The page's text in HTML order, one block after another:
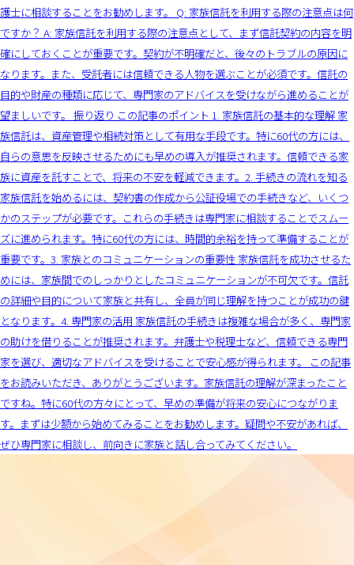
護士に相談することをお勧めします。 Q: 家族信託を利用する際の注意点は何
ですか？ A: 家族信託を利用する際の注意点として、まず信託契約の内容を明
確にしておくことが重要です。契約が不明確だと、後々のトラブルの原因に
なります。また、受託者には信頼できる人物を選ぶことが必須です。信託の
目的や財産の種類に応じて、専門家のアドバイスを受けながら進めることが
望ましいです。 振り返り この記事のポイント 1. 家族信託の基本的な理解 家
族信託は、資産管理や相続対策として有用な手段です。特に60代の方には、
自らの意思を反映させるためにも早めの導入が推奨されます。信頼できる家
族に資産を託すことで、将来の不安を軽減できます。2. 手続きの流れを知る
家族信託を始めるには、契約書の作成から公証役場での手続きなど、いくつ
かのステップが必要です。これらの手続きは専門家に相談することでスムー
ズに進められます。特に60代の方には、時間的余裕を持って準備することが
重要です。3. 家族とのコミュニケーションの重要性 家族信託を成功させるた
めには、家族間でのしっかりとしたコミュニケーションが不可欠です。信託
の詳細や目的について家族と共有し、全員が同じ理解を持つことが成功の鍵
となります。4. 専門家の活用 家族信託の手続きは複雑な場合が多く、専門家
の助けを借りることが推奨されます。弁護士や税理士など、信頼できる専門
家を選び、適切なアドバイスを受けることで安心感が得られます。 この記事
をお読みいただき、ありがとうございます。家族信託の理解が深まったこと
ですね。特に60代の方々にとって、早めの準備が将来の安心につながりま
す。まずは少額から始めてみることをお勧めします。疑問や不安があれば、
ぜひ専門家に相談し、前向きに家族と話し合ってみてください。